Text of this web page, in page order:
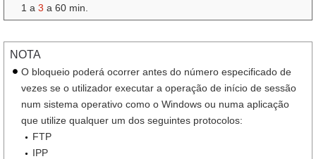
1 a 3 a 60 min.
NOTA
O bloqueio poderá ocorrer antes do número especificado de
vezes se o utilizador executar a operação de início de sessão
num sistema operativo como o Windows ou numa aplicação
que utilize qualquer um dos seguintes protocolos:
FTP
IPP